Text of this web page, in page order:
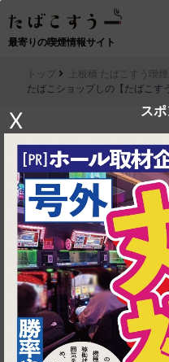
最寄りの喫煙情報サイト
ス
X
トップ
上板橋 たばこすう喫煙
たばこショップしの【たばこす
▶ ルートを見る
上板橋 たばこすう喫煙所│た